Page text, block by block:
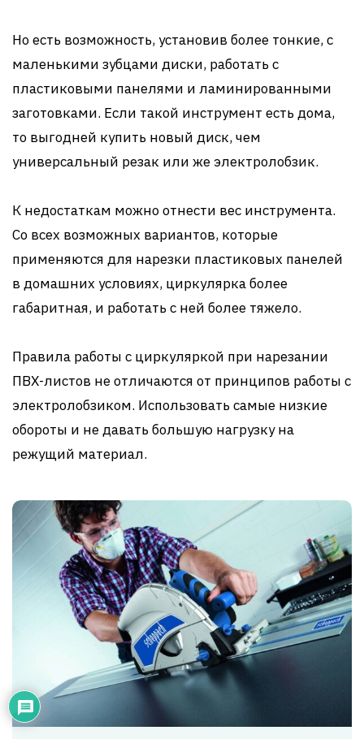
Но есть возможность, установив более тонкие, с
маленькими зубцами диски, работать с
пластиковыми панелями и ламинированными
заготовками. Если такой инструмент есть дома,
то выгодней купить новый диск, чем
универсальный резак или же электролобзик.
К недостаткам можно отнести вес инструмента.
Со всех возможных вариантов, которые
применяются для нарезки пластиковых панелей
в домашних условиях, циркулярка более
габаритная, и работать с ней более тяжело.
Правила работы с циркуляркой при нарезании
ПВХ-листов не отличаются от принципов работы с
электролобзиком. Использовать самые низкие
обороты и не давать большую нагрузку на
режущий материал.